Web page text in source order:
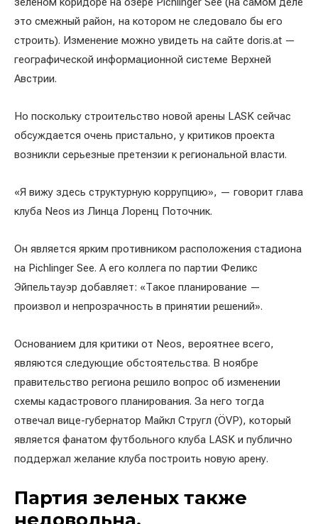
это смежный район, на котором не следовало бы его
строить). Изменение можно увидеть на сайте doris.at —
географической информационной системе Верхней
Австрии.
Но поскольку строительство новой арены LASK сейчас
обсуждается очень пристально, у критиков проекта
возникли серьезные претензии к региональной власти.
«Я вижу здесь структурную коррупцию», — говорит глава
клуба Neos из Линца Лоренц Поточник.
Он является ярким противником расположения стадиона
на Pichlinger See. А его коллега по партии Феликс
Эйпельтауэр добавляет: «Такое планирование —
произвол и непрозрачность в принятии решений».
Основанием для критики от Neos, вероятнее всего,
являются следующие обстоятельства. В ноябре
правительство региона решило вопрос об изменении
схемы кадастрового планирования. За него тогда
отвечал вице-губернатор Майкл Стругл (ÖVP), который
является фанатом футбольного клуба LASK и публично
поддержал желание клуба построить новую арену.
Партия зеленых также